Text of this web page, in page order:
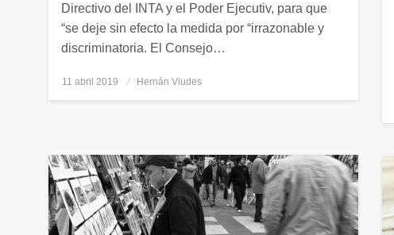
Directivo del INTA y el Poder Ejecutiv, para que
“se deje sin efecto la medida por “irrazonable y
discriminatoria. El Consejo…
Publicado
11 abril 2019 Hernán Viudes